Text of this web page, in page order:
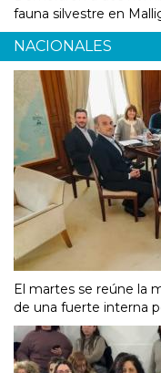
fauna silvestre en
NACIONALES
El martes se reúne la
de una fuerte interna